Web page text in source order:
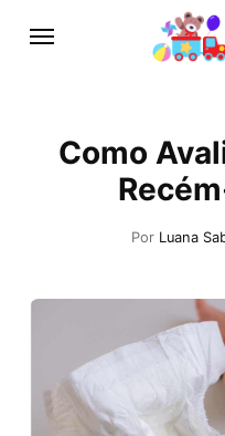
Como
Por Luana